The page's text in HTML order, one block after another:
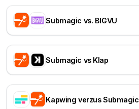
Submagic vs. BIGVU
Submagic vs Klap
Kapwing verzus Submagic